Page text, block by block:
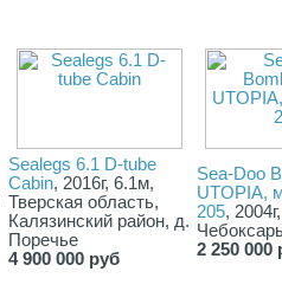
Sealegs 6.1 D-tube
Cabin, 2016г, 6.1м,
Тверская область,
Калязинский район, д.
Поречье
4 900 000 руб
Sea-Doo
UTOPIA,
205,
2 250 000